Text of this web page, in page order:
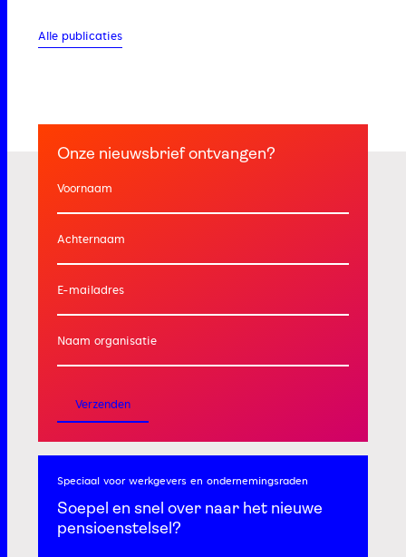
Alle publicaties
Onze nieuwsbrief ontvangen?
Voornaam
Achternaam
E-mailadres
Naam organisatie
Verzenden
Speciaal voor werkgevers en ondernemingsraden
Soepel en snel over naar het nieuwe
pensioenstelsel?